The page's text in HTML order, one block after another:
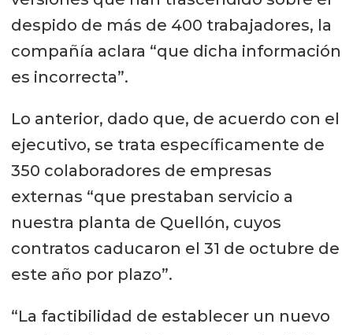
despido de más de 400 trabajadores, la
compañía aclara “que dicha información
es incorrecta”.
Lo anterior, dado que, de acuerdo con el
ejecutivo, se trata específicamente de
350 colaboradores de empresas
externas “que prestaban servicio a
nuestra planta de Quellón, cuyos
contratos caducaron el 31 de octubre de
este año por plazo”.
“La factibilidad de establecer un nuevo